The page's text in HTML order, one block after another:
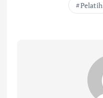
Pelatih